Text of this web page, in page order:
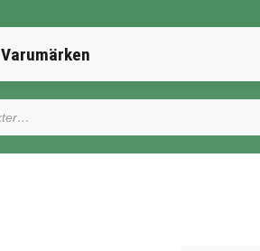
Varumärken